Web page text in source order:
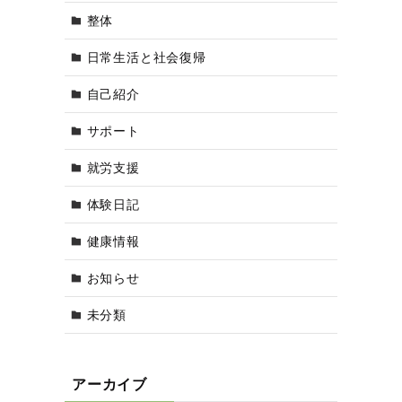
整体
日常生活と社会復帰
自己紹介
サポート
就労支援
体験日記
健康情報
お知らせ
未分類
アーカイブ